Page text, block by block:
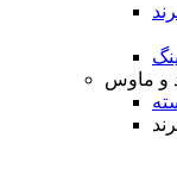
و ماوس